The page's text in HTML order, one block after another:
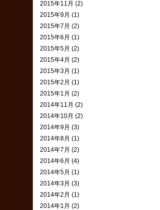
2015年11月 (2)
2015年9月 (1)
2015年7月 (2)
2015年6月 (1)
2015年5月 (2)
2015年4月 (2)
2015年3月 (1)
2015年2月 (1)
2015年1月 (2)
2014年11月 (2)
2014年10月 (2)
2014年9月 (3)
2014年8月 (1)
2014年7月 (2)
2014年6月 (4)
2014年5月 (1)
2014年3月 (3)
2014年2月 (1)
2014年1月 (2)